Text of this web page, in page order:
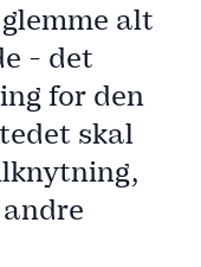
alt
- det
for den
skal